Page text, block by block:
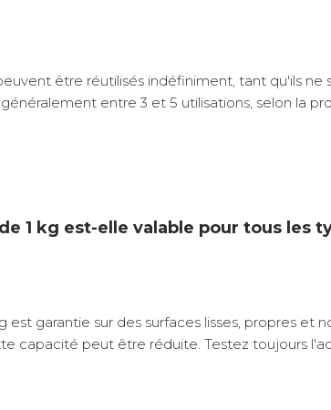
être réutilisés indéfiniment, tant qu'ils
entre 3 et 5 utilisations, selon la
1 kg est-elle valable pour tous les
est garantie sur des surfaces lisses, propres
capacité peut être réduite. Testez toujours